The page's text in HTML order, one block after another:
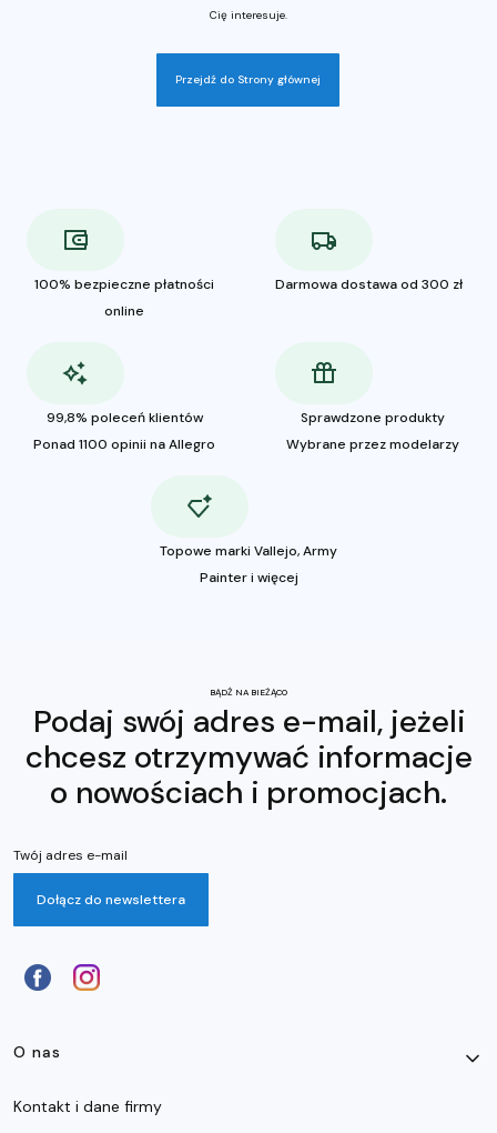
Cię interesuje.
Przejdź do Strony głównej
100% bezpieczne płatności
online
Darmowa dostawa od 300 zł
99,8% poleceń klientów
Ponad 1100 opinii na Allegro
Sprawdzone produkty
Wybrane przez modelarzy
Topowe marki Vallejo, Army
Painter i więcej
BĄDŹ NA BIEŻĄCO
Podaj swój adres e-mail, jeżeli
chcesz otrzymywać informacje
o nowościach i promocjach.
Twój adres e-mail
Dołącz do newslettera
Linki w stopce
O nas
Kontakt i dane firmy